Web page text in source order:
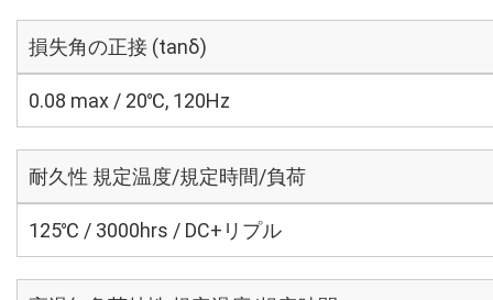
損失角の正接 (tanδ)
0.08 max / 20℃, 120Hz
耐久性 規定温度/規定時間/負荷
125℃ / 3000hrs / DC+リプル